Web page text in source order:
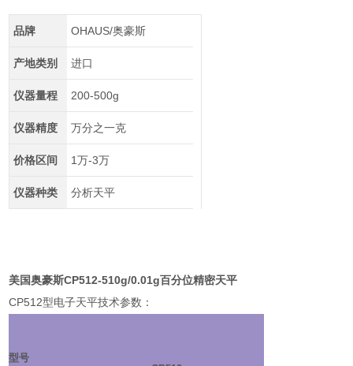
品牌 OHAUS/奥豪斯
产地类别 进口
仪器量程 200-500g
仪器精度 万分之一克
价格区间 1万-3万
仪器种类 分析天平
美国奥豪斯CP512-510g/0.01g百分位精密天平
CP512型电子天平技术参数：
型号